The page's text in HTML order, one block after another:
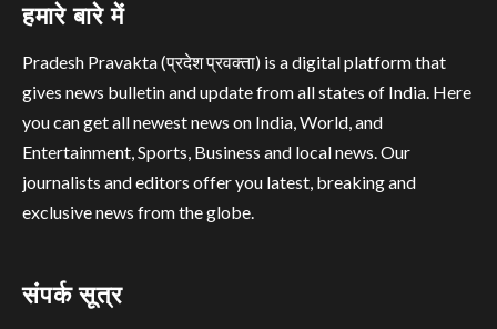
हमारे बारे में
Pradesh Pravakta (प्रदेश प्रवक्ता) is a digital platform that
gives news bulletin and update from all states of India. Here
you can get all newest news on India, World, and
Entertainment, Sports, Business and local news. Our
journalists and editors offer you latest, breaking and
exclusive news from the globe.
संपर्क सूत्र